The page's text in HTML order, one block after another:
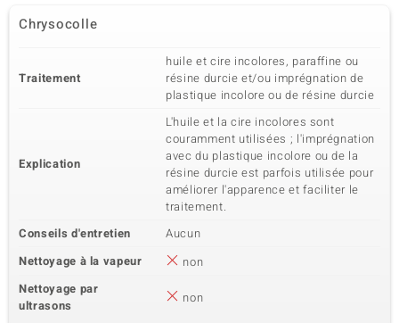
Chrysocolle
Traitement
huile et cire incolores, paraffine ou
résine durcie et/ou imprégnation de
plastique incolore ou de résine durcie
Explication
L'huile et la cire incolores sont
couramment utilisées ; l'imprégnation
avec du plastique incolore ou de la
résine durcie est parfois utilisée pour
améliorer l'apparence et faciliter le
traitement.
Conseils d'entretien
Aucun
Nettoyage à la vapeur
non
Nettoyage par
ultrasons
non